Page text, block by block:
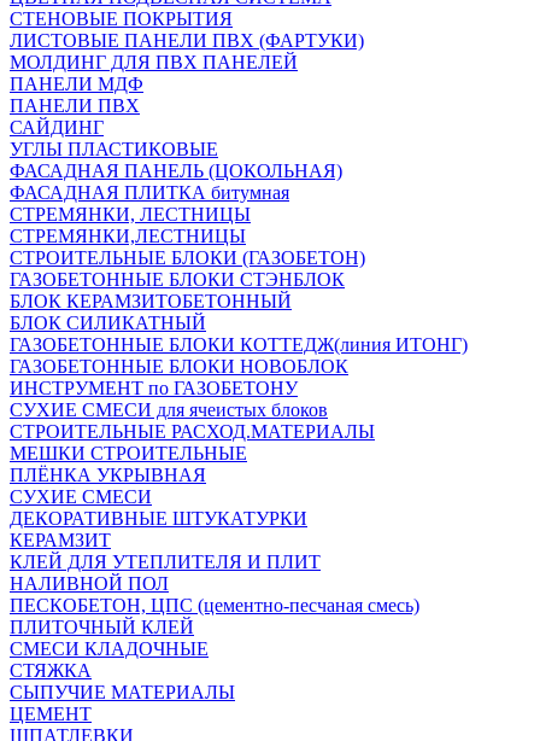
СТЕНОВЫЕ ПОКРЫТИЯ
ЛИСТОВЫЕ ПАНЕЛИ ПВХ (ФАРТУКИ)
МОЛДИНГ ДЛЯ ПВХ ПАНЕЛЕЙ
ПАНЕЛИ МДФ
ПАНЕЛИ ПВХ
САЙДИНГ
УГЛЫ ПЛАСТИКОВЫЕ
ФАСАДНАЯ ПАНЕЛЬ (ЦОКОЛЬНАЯ)
ФАСАДНАЯ ПЛИТКА битумная
СТРЕМЯНКИ, ЛЕСТНИЦЫ
СТРЕМЯНКИ,ЛЕСТНИЦЫ
СТРОИТЕЛЬНЫЕ БЛОКИ (ГАЗОБЕТОН)
ГАЗОБЕТОННЫЕ БЛОКИ СТЭНБЛОК
БЛОК КЕРАМЗИТОБЕТОННЫЙ
БЛОК СИЛИКАТНЫЙ
ГАЗОБЕТОННЫЕ БЛОКИ КОТТЕДЖ(линия ИТОНГ)
ГАЗОБЕТОННЫЕ БЛОКИ НОВОБЛОК
ИНСТРУМЕНТ по ГАЗОБЕТОНУ
СУХИЕ СМЕСИ для ячеистых блоков
СТРОИТЕЛЬНЫЕ РАСХОД.МАТЕРИАЛЫ
МЕШКИ СТРОИТЕЛЬНЫЕ
ПЛЁНКА УКРЫВНАЯ
СУХИЕ СМЕСИ
ДЕКОРАТИВНЫЕ ШТУКАТУРКИ
КЕРАМЗИТ
КЛЕЙ ДЛЯ УТЕПЛИТЕЛЯ И ПЛИТ
НАЛИВНОЙ ПОЛ
ПЕСКОБЕТОН, ЦПС (цементно-песчаная смесь)
ПЛИТОЧНЫЙ КЛЕЙ
СМЕСИ КЛАДОЧНЫЕ
СТЯЖКА
СЫПУЧИЕ МАТЕРИАЛЫ
ЦЕМЕНТ
ШПАТЛЕВКИ